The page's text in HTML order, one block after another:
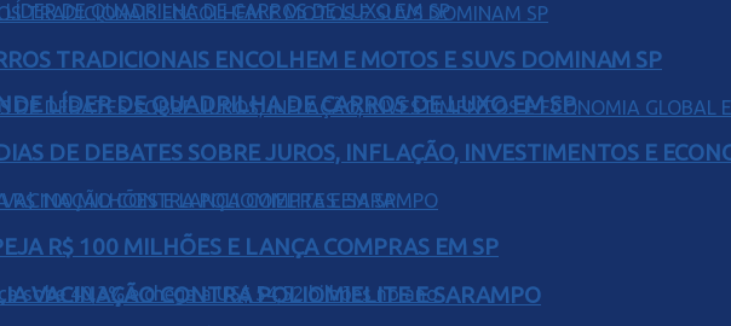
LÍDER DE QUADRILHA DE CARROS DE LUXO EM SP
VACINAÇÃO CONTRA POLIOMIELITE E SARAMPO
TRADICIONAIS ENCOLHEM E MOTOS E SUVS DOMINAM SP
DE DEBATES SOBRE JUROS, INFLAÇÃO, INVESTIMENTOS E
R$ 100 MILHÕES E LANÇA COMPRAS EM SP